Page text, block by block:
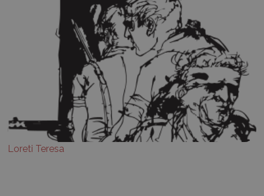
Loreti Teresa